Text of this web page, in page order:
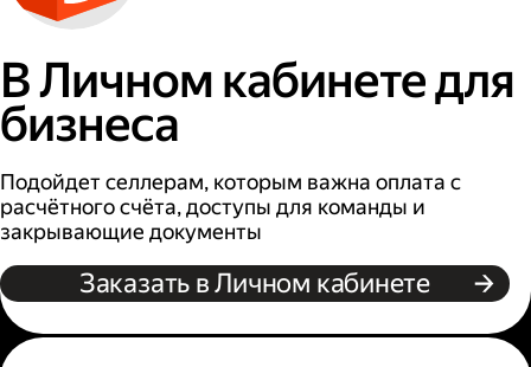
В Личном кабинете для
бизнеса
Подойдет селлерам, которым важна оплата с
расчётного счёта, доступы для команды и
закрывающие документы
Заказать в Личном кабинете